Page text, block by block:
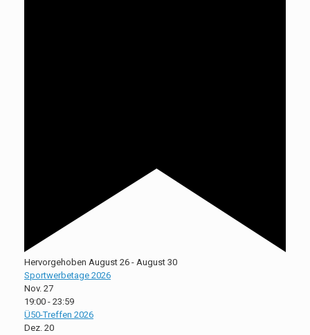
Hervorgehoben August 26 - August 30
Sportwerbetage 2026
Nov. 27
19:00 - 23:59
Ü50-Treffen 2026
Dez. 20